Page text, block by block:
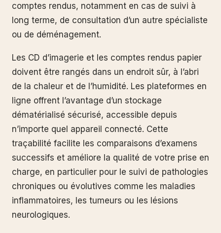
comptes rendus, notamment en cas de suivi à
long terme, de consultation d’un autre spécialiste
ou de déménagement.
Les CD d’imagerie et les comptes rendus papier
doivent être rangés dans un endroit sûr, à l’abri
de la chaleur et de l’humidité. Les plateformes en
ligne offrent l’avantage d’un stockage
dématérialisé sécurisé, accessible depuis
n’importe quel appareil connecté. Cette
traçabilité facilite les comparaisons d’examens
successifs et améliore la qualité de votre prise en
charge, en particulier pour le suivi de pathologies
chroniques ou évolutives comme les maladies
inflammatoires, les tumeurs ou les lésions
neurologiques.